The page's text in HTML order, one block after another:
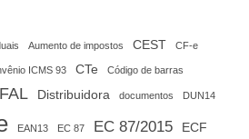
Aumento de impostos CEST CF-e
ICMS 93 CTe Código de barras
Distribuidora documentos DUN14
EAN13 EC 87 EC 87/2015 ECF